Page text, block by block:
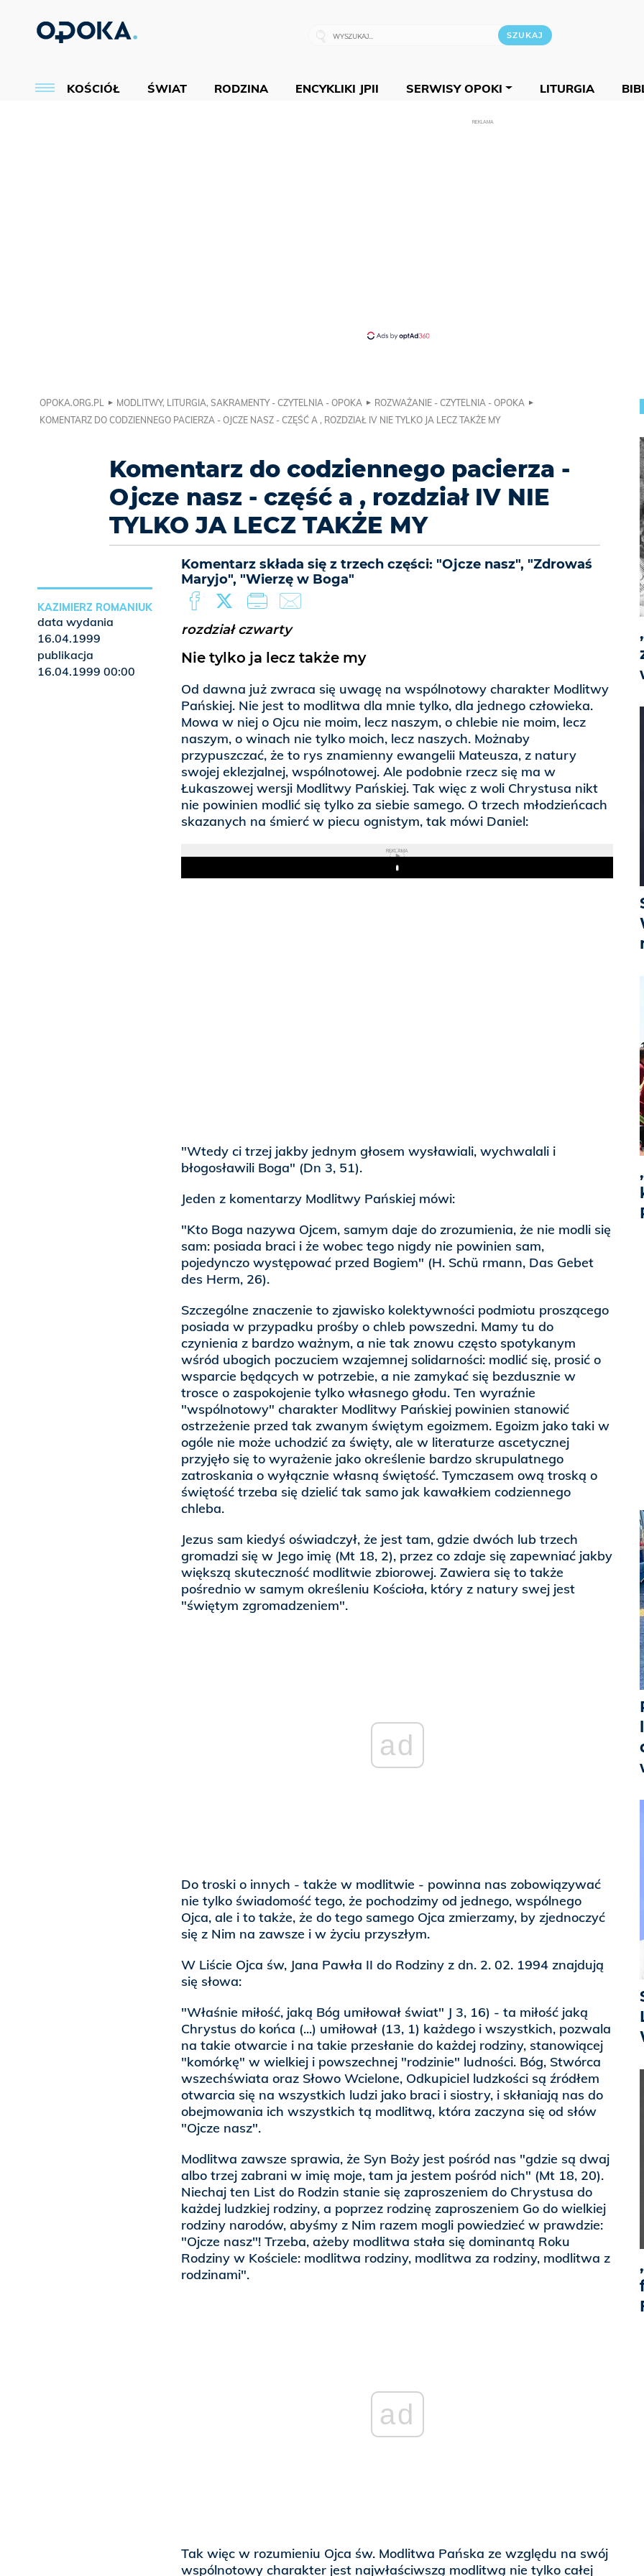
KOŚCIÓŁ ŚWIAT RODZINA ENCYKLIKI JPII SERWISY OPOKI LITURGIA
REKLAMA
OPOKA.ORG.PL MODLITWY, LITURGIA, SAKRAMENTY - CZYTELNIA - OPOKA
ROZWAŻANIE - CZYTELNIA - OPOKA
KOMENTARZ DO CODZIENNEGO PACIERZA - OJCZE NASZ - CZĘŚĆ A , ROZDZIAŁ IV NIE TYLKO JA LECZ TAKŻE MY
Komentarz do codziennego pacierza -
Ojcze nasz - część a , rozdział IV NIE
TYLKO JA LECZ TAKŻE MY
Komentarz składa się z trzech części: "Ojcze nasz", "Zdrowaś
Maryjo", "Wierzę w Boga"
rozdział czwarty
Nie tylko ja lecz także my
Od dawna już zwraca się uwagę na wspólnotowy charakter Modlitwy
Pańskiej. Nie jest to modlitwa dla mnie tylko, dla jednego człowieka.
Mowa w niej o Ojcu nie moim, lecz naszym, o chlebie nie moim, lecz
naszym, o winach nie tylko moich, lecz naszych. Możnaby
przypuszczać, że to rys znamienny ewangelii Mateusza, z natury
swojej eklezjalnej, wspólnotowej. Ale podobnie rzecz się ma w
Łukaszowej wersji Modlitwy Pańskiej. Tak więc z woli Chrystusa nikt
nie powinien modlić się tylko za siebie samego. O trzech młodzieńcach
skazanych na śmierć w piecu ognistym, tak mówi Daniel:
REKLAMA
Play
"Wtedy ci trzej jakby jednym głosem wysławiali, wychwalali i
błogosławili Boga" (Dn 3, 51).
Jeden z komentarzy Modlitwy Pańskiej mówi:
"Kto Boga nazywa Ojcem, samym daje do zrozumienia, że nie modli się
sam: posiada braci i że wobec tego nigdy nie powinien sam,
pojedynczo występować przed Bogiem" (H. Schü rmann, Das Gebet
des Herm, 26).
Szczególne znaczenie to zjawisko kolektywności podmiotu proszącego
posiada w przypadku prośby o chleb powszedni. Mamy tu do
czynienia z bardzo ważnym, a nie tak znowu często spotykanym
wśród ubogich poczuciem wzajemnej solidarności: modlić się, prosić o
wsparcie będących w potrzebie, a nie zamykać się bezdusznie w
trosce o zaspokojenie tylko własnego głodu. Ten wyraźnie
"wspólnotowy" charakter Modlitwy Pańskiej powinien stanowić
ostrzeżenie przed tak zwanym świętym egoizmem. Egoizm jako taki w
ogóle nie może uchodzić za święty, ale w literaturze ascetycznej
przyjęło się to wyrażenie jako określenie bardzo skrupulatnego
zatroskania o wyłącznie własną świętość. Tymczasem ową troską o
świętość trzeba się dzielić tak samo jak kawałkiem codziennego
chleba.
Jezus sam kiedyś oświadczył, że jest tam, gdzie dwóch lub trzech
gromadzi się w Jego imię (Mt 18, 2), przez co zdaje się zapewniać jakby
większą skuteczność modlitwie zbiorowej. Zawiera się to także
pośrednio w samym określeniu Kościoła, który z natury swej jest
"świętym zgromadzeniem".
ad
Do troski o innych - także w modlitwie - powinna nas zobowiązywać
nie tylko świadomość tego, że pochodzimy od jednego, wspólnego
Ojca, ale i to także, że do tego samego Ojca zmierzamy, by zjednoczyć
się z Nim na zawsze i w życiu przyszłym.
W Liście Ojca św, Jana Pawła II do Rodziny z dn. 2. 02. 1994 znajdują
się słowa:
"Właśnie miłość, jaką Bóg umiłował świat" J 3, 16) - ta miłość jaką
Chrystus do końca (...) umiłował (13, 1) każdego i wszystkich, pozwala
na takie otwarcie i na takie przesłanie do każdej rodziny, stanowiącej
"komórkę" w wielkiej i powszechnej "rodzinie" ludności. Bóg, Stwórca
wszechświata oraz Słowo Wcielone, Odkupiciel ludzkości są źródłem
otwarcia się na wszystkich ludzi jako braci i siostry, i skłaniają nas do
obejmowania ich wszystkich tą modlitwą, która zaczyna się od słów
"Ojcze nasz".
Modlitwa zawsze sprawia, że Syn Boży jest pośród nas "gdzie są dwaj
albo trzej zabrani w imię moje, tam ja jestem pośród nich" (Mt 18, 20).
Niechaj ten List do Rodzin stanie się zaproszeniem do Chrystusa do
każdej ludzkiej rodziny, a poprzez rodzinę zaproszeniem Go do wielkiej
rodziny narodów, abyśmy z Nim razem mogli powiedzieć w prawdzie:
"Ojcze nasz"! Trzeba, ażeby modlitwa stała się dominantą Roku
Rodziny w Kościele: modlitwa rodziny, modlitwa za rodziny, modlitwa z
rodzinami".
ad
Tak więc w rozumieniu Ojca św. Modlitwa Pańska ze względu na swój
wspólnotowy charakter jest najwłaściwszą modlitwą nie tylko całej
KAZIMIERZ ROMANIUK
data wydania
16.04.1999
publikacja
16.04.1999 00:00